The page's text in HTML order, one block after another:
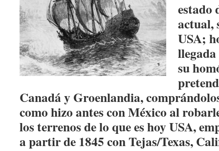
estado
actual,
USA;
su
Canadá y Groenlandia,
como hizo antes con México al
los terrenos de lo que es hoy USA,
a partir de 1845 con Tejas/Texas,